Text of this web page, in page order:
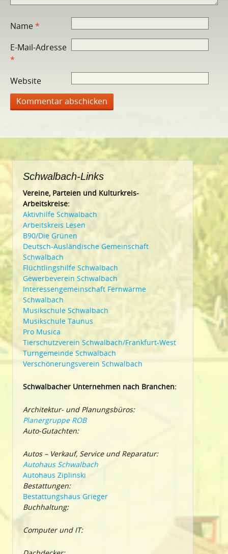
Name*
E-Mail-Adresse
*
Website
Schwalbach-Links
Vereine, Parteien und Kulturkreis-
Arbeitskreise:
Aktivhilfe Schwalbach
Arbeitskreis Lesen
B90/Die Grünen
Deutsch-Ausländische Gemeinschaft
Schwalbach
Flüchtlingshilfe Schwalbach
Gewerbeverein Schwalbach
Interessengemeinschaft Fernwärme
Schwalbach
Musikschule Schwalbach
Musikschule Taunus
Pro Musica
Tierschutzverein Schwalbach/Frankfurt-West
Turngemeinde Schwalbach
Verschönerungsverein Schwalbach
Schwalbacher Unternehmen nach Branchen:
Architektur- und Planungsbüros:
Planergruppe ROB
Auto-Gutachten:
Autos – Verkauf, Service und Reparatur:
Autohaus Schwalbach
Autohaus Ziplinski
Bestattungen:
Bestattungshaus Grieger
Buchhaltung:
Computer und IT: